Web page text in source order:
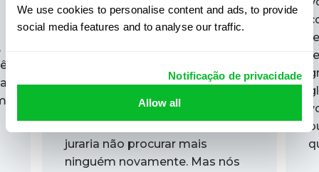
gostaria de usar a pesquisa
tentativa, você pode aproveitar
vale se você quiser apenas uma
juraria não procurar mais
ninguém novamente. Mas nós
We use cookies to personalise content and ads, to provide
social media features and to analyse our traffic.
Notificação de privacidade
Allow all